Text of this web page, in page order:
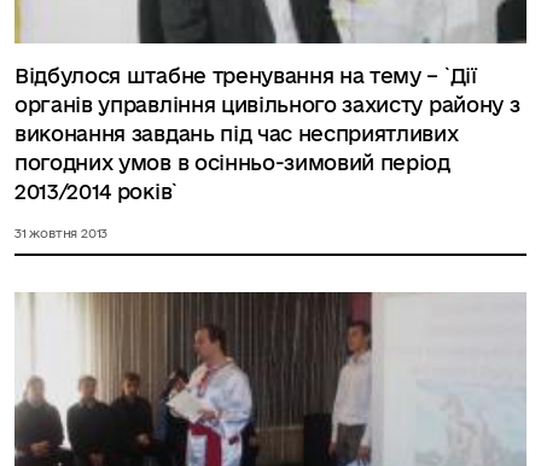
Відбулося штабне тренування на тему – `Дії
органів управління цивільного захисту району з
виконання завдань під час несприятливих
погодних умов в осінньо-зимовий період
2013/2014 років`
31 жовтня 2013